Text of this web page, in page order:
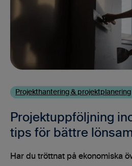
Projekthantering & projektplanering
Projektuppföljning
tips för bättre
Har du tröttnat på ekonomiska